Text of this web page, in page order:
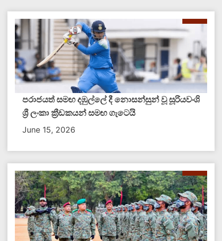
පරාජයත් සමඟ දඹුල්ලේ දී නොසන්සුන් වූ සූරියවංශි
ශ්‍රී ලංකා ක්‍රීඩකයන් සමඟ ගැටෙයි
June 15, 2026